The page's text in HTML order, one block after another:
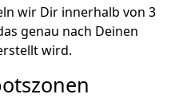
wir Dir innerhalb von 3
genau nach Deinen
wird.